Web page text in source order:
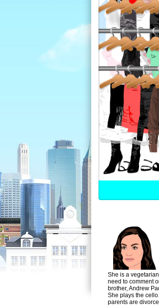
She is a
need to comment
brother, Andrew
She plays the
parents are